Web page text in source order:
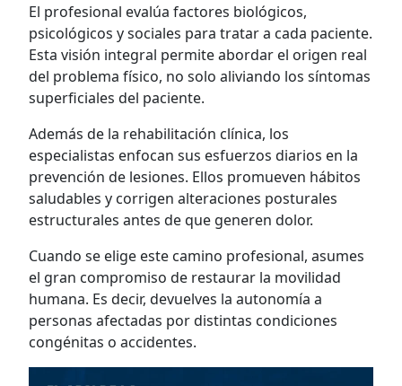
El profesional evalúa factores biológicos,
psicológicos y sociales para tratar a cada paciente.
Esta visión integral permite abordar el origen real
del problema físico, no solo aliviando los síntomas
superficiales del paciente.
Además de la rehabilitación clínica, los
especialistas enfocan sus esfuerzos diarios en la
prevención de lesiones. Ellos promueven hábitos
saludables y corrigen alteraciones posturales
estructurales antes de que generen dolor.
Cuando se elige este camino profesional, asumes
el gran compromiso de restaurar la movilidad
humana. Es decir, devuelves la autonomía a
personas afectadas por distintas condiciones
congénitas o accidentes.